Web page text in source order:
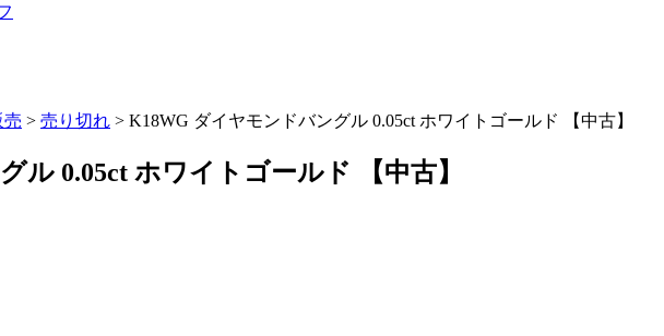
売 > 売り切れ > K18WG ダイヤモンドバングル 0.05ct ホワイトゴールド 【中古】
ル 0.05ct ホワイトゴールド 【中古】